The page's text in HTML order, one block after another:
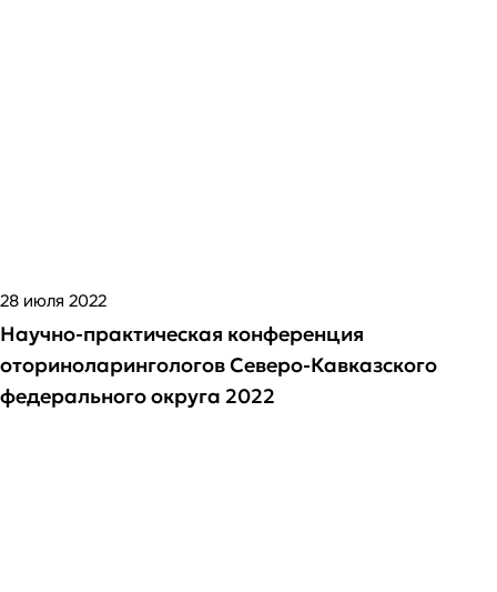
28 июля 2022
Научно-практическая конференция
оториноларингологов Северо-Кавказского
федерального округа 2022